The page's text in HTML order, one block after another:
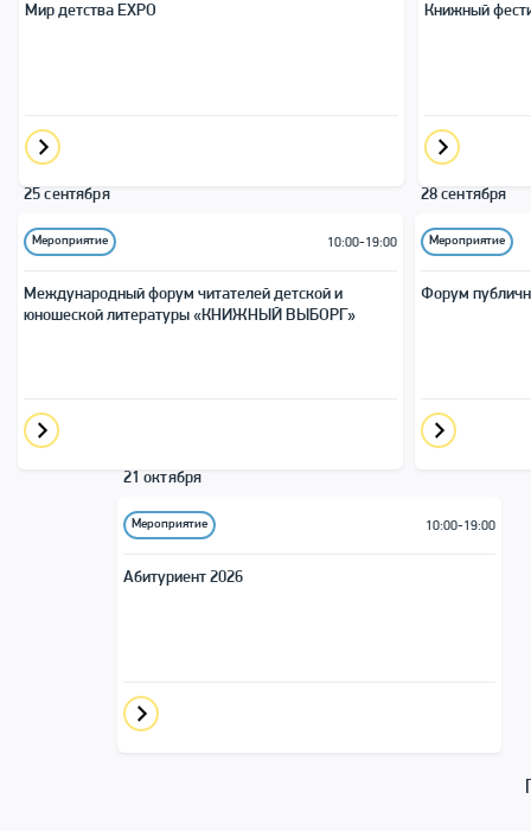
Мир детства EXPO Книжный
25 сентября
Мероприятие 10:00-19:00
Международный форум читателей детской и
юношеской литера­туры «КНИЖНЫЙ ВЫБОРГ»
28 сентября
Мероприятие
Форум
21 октября
Мероприятие 10:00-19:00
Абитуриент 2026